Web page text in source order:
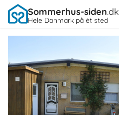
Sommerhus-siden.dk
Hele Danmark på ét sted